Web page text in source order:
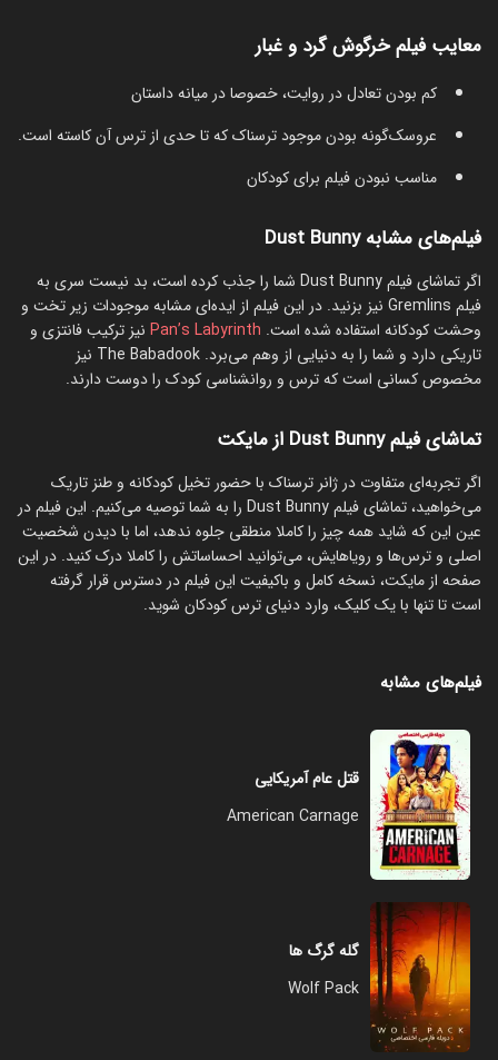
معایب فیلم خرگوش گرد و غبار
کم بودن تعادل در روایت، خصوصا در میانه داستان
عروسک‌گونه بودن موجود ترسناک که تا حدی از ترس آن کاسته است.
مناسب نبودن فیلم برای کودکان
فیلم‌های مشابه Dust Bunny
اگر تماشای فیلم Dust Bunny شما را جذب کرده است، بد نیست سری به
فیلم Gremlins نیز بزنید. در این فیلم از ایده‌ای مشابه موجودات زیر تخت و
وحشت کودکانه استفاده شده است. Pan’s Labyrinth نیز ترکیب فانتزی و
تاریکی دارد و شما را به دنیایی از وهم می‌برد. The Babadook نیز
مخصوص کسانی است که ترس و روانشناسی کودک را دوست دارند.
تماشای فیلم Dust Bunny از مایکت
اگر تجربه‌ای متفاوت در ژانر ترسناک با حضور تخیل کودکانه و طنز تاریک
می‌خواهید، تماشای فیلم Dust Bunny را به شما توصیه می‌کنیم. این فیلم در
عین این که شاید همه چیز را کاملا منطقی جلوه ندهد، اما با دیدن شخصیت
اصلی و ترس‌ها و رویاهایش، می‌توانید احساساتش را کاملا درک کنید. در این
صفحه از مایکت، نسخه کامل و باکیفیت این فیلم در دسترس قرار گرفته
است تا تنها با یک کلیک، وارد دنیای ترس کودکان شوید.
فیلم‌های مشابه
قتل عام آمریکایی
American Carnage
گله گرگ ها
Wolf Pack